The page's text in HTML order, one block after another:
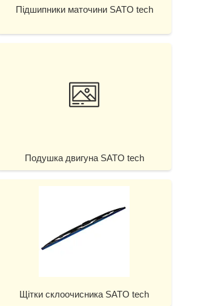
Підшипники маточини SATO tech
Подушка двигуна SATO tech
Щітки склоочисника SATO tech